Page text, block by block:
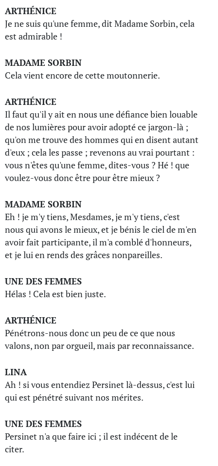
ARTHÉNICE
Je ne suis qu'une femme, dit Madame Sorbin, cela
est admirable !
MADAME SORBIN
Cela vient encore de cette moutonnerie.
ARTHÉNICE
Il faut qu'il y ait en nous une défiance bien louable
de nos lumières pour avoir adopté ce jargon-là ;
qu'on me trouve des hommes qui en disent autant
d'eux ; cela les passe ; revenons au vrai pourtant :
vous n'êtes qu'une femme, dites-vous ? Hé ! que
voulez-vous donc être pour être mieux ?
MADAME SORBIN
Eh ! je m'y tiens, Mesdames, je m'y tiens, c'est
nous qui avons le mieux, et je bénis le ciel de m'en
avoir fait participante, il m'a comblé d'honneurs,
et je lui en rends des grâces nonpareilles.
UNE DES FEMMES
Hélas ! Cela est bien juste.
ARTHÉNICE
Pénétrons-nous donc un peu de ce que nous
valons, non par orgueil, mais par reconnaissance.
LINA
Ah ! si vous entendiez Persinet là-dessus, c'est lui
qui est pénétré suivant nos mérites.
UNE DES FEMMES
Persinet n'a que faire ici ; il est indécent de le
citer.